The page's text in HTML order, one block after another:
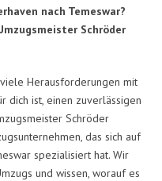
nach Temeswar?
Schröder
Herausforderungen mit
dich ist, einen zuverlässigen
Schröder
das sich auf
spezialisiert hat. Wir
und wissen, worauf es